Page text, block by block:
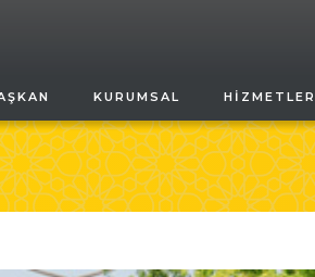
KURUMSAL HIZMETLER